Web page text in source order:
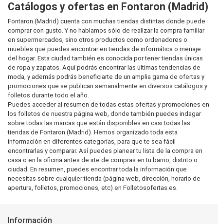
Catálogos y ofertas en Fontaron (Madrid)
Fontaron (Madrid) cuenta con muchas tiendas distintas donde puede
comprar con gusto. Y no hablamos sólo de realizar la compra familiar
en supermercados, sino otros productos como ordenadores o
muebles que puedes encontrar en tiendas de informática o menaje
del hogar. Esta ciudad también es conocida por tener tiendas únicas
de ropa y zapatos. Aquí podrás encontrar las últimas tendencias de
moda, y además podrás beneficiarte de un amplia gama de ofertas y
promociones que se publican semanalmente en diversos catálogos y
folletos durante todo el año.
Puedes acceder al resumen de todas estas ofertas y promociones en
los folletos de nuestra página web, donde también puedes indagar
sobre todas las marcas que están disponibles en casi todas las
tiendas de Fontaron (Madrid). Hemos organizado toda esta
información en diferentes categorías, para que te sea fácil
encontrarlas y comparar. Así puedes planear tu lista de la compra en
casa o en la oficina antes de irte de compras en tu barrio, distrito o
ciudad. En resumen, puedes encontrar toda la información que
necesitas sobre cualquier tienda (página web, dirección, horario de
apertura, folletos, promociones, etc) en Folletosofertas.es.
Información